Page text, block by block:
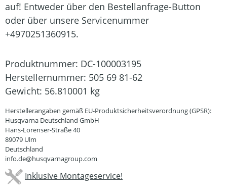
auf! Entweder über den Bestellanfrage-Button
oder über unsere Servicenummer
+4970251360915.
Produktnummer: DC-100003195
Herstellernummer: 505 69 81-62
Gewicht: 56.810001 kg
Herstellerangaben gemäß EU-Produktsicherheitsverordnung (GPSR):
Husqvarna Deutschland GmbH
Hans-Lorenser-Straße 40
89079 Ulm
Deutschland
info.de@husqvarnagroup.com
Inklusive Montageservice!